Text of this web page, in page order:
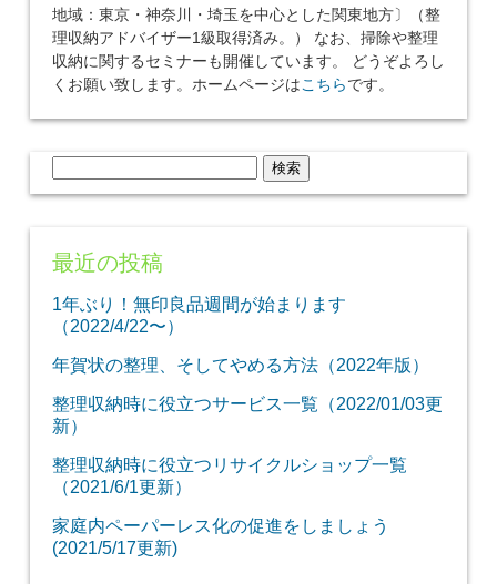
地域：東京・神奈川・埼玉を中心とした関東地方〕（整
理収納アドバイザー1級取得済み。） なお、掃除や整理
収納に関するセミナーも開催しています。 どうぞよろし
くお願い致します。ホームページはこちら です。
索:
最近の投稿
1年ぶり！無印良品週間が始まります
（2022/4/22〜）
年賀状の整理、そしてやめる方法（2022年版）
整理収納時に役立つサービス一覧（2022/01/03更
新）
整理収納時に役立つリサイクルショップ一覧
（2021/6/1更新）
家庭内ペーパーレス化の促進をしましょう
(2021/5/17更新)